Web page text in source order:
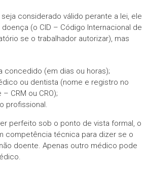
considerado válido perante a lei, ele
(o CID – Código Internacional de
se o trabalhador autorizar), mas
concedido (em dias ou horas);
ou dentista (nome e registro no
CRM ou CRO);
profissional.
perfeito sob o ponto de vista formal, o
competência técnica para dizer se o
doente. Apenas outro médico pode